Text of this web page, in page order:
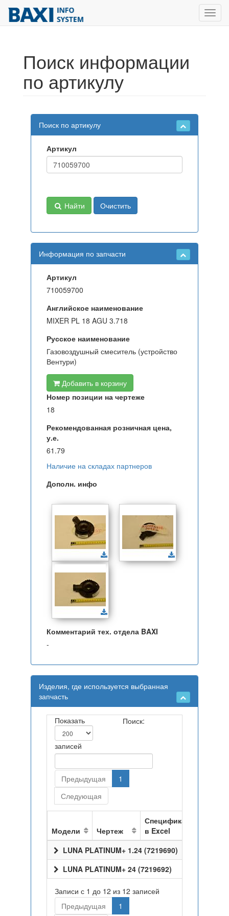
Поиск информации
по артикулу
Поиск по артикулу
Артикул
Найти Очистить
Информация по запчасти
Артикул
710059700
Английское наименование
MIXER PL 18 AGU 3.718
Русское наименование
Газовоздушный смеситель (устройство
Вентури)
Добавить в корзину
Номер позиции на чертеже
18
Рекомендованная розничная цена,
у.е.
61.79
Наличие на складах партнеров
Дополн. инфо
Комментарий тех. отдела BAXI
-
Изделия, где используется выбранная
запчасть
Показать
записей
Поиск:
Предыдущая
1
Следующая
Модели Чертеж
Спецификация
в Excel
LUNA PLATINUM+ 1.24 (7219690)
LUNA PLATINUM+ 24 (7219692)
Записи с 1 до 12 из 12 записей
Предыдущая
1